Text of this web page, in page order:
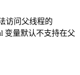
访问父线程的
变量默认不支持在父